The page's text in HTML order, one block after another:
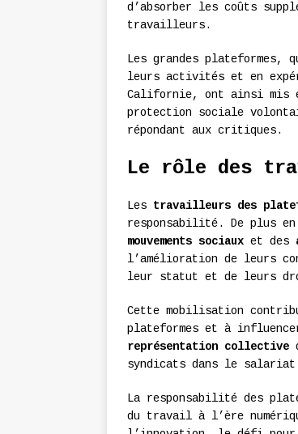
d’absorber les coûts
travailleurs.
Les grandes
leurs activités et en
Californie, ont ainsi mis
protection sociale
répondant aux critiques.
Le rôle des
Les travailleurs des
responsabilité. De plus
mouvements sociaux et des
l’amélioration de leurs
leur statut et de leurs
Cette mobilisation
plateformes et à
représentation collective
syndicats dans le salariat
La responsabilité des
du travail à l’ère